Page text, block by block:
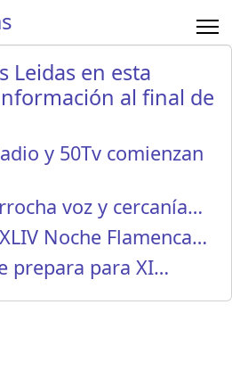
Leidas en esta
al final de
y 50Tv comienzan
voz y cercanía…
Noche Flamenca…
prepara para XI…